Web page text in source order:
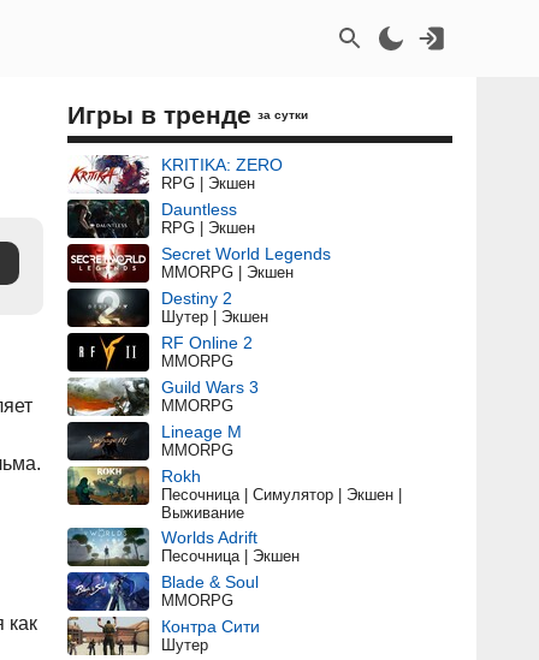
как
Игры в тренде за сутки
KRITIKA: ZERO
RPG | Экшен
Dauntless
RPG | Экшен
Secret World Legends
MMORPG | Экшен
Destiny 2
Шутер | Экшен
RF Online 2
MMORPG
Guild Wars 3
MMORPG
Lineage M
MMORPG
Rokh
Песочница | Симулятор | Экшен |
Выживание
Worlds Adrift
Песочница | Экшен
Blade & Soul
MMORPG
Контра Сити
Шутер